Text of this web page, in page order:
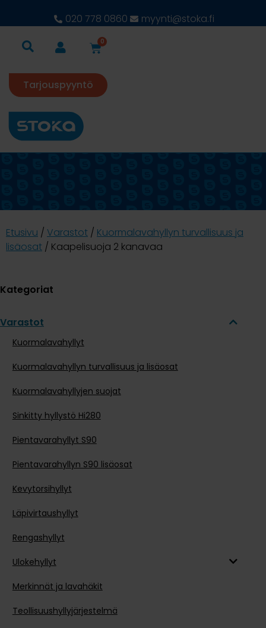
020 778 0860 myynti@stoka.fi
0
Tarjouspyyntö
Etusivu / Varastot / Kuormalavahyllyn turvallisuus ja
lisäosat / Kaapelisuoja 2 kanavaa
Kategoriat
Varastot
Kuormalavahyllyt
Kuormalavahyllyn turvallisuus ja lisäosat
Kuormalavahyllyjen suojat
Sinkitty hyllystö Hi280
Pientavarahyllyt S90
Pientavarahyllyn S90 lisäosat
Kevytorsihyllyt
Läpivirtaushyllyt
Rengashyllyt
Ulokehyllyt
Merkinnät ja lavahäkit
Teollisuushyllyjärjestelmä